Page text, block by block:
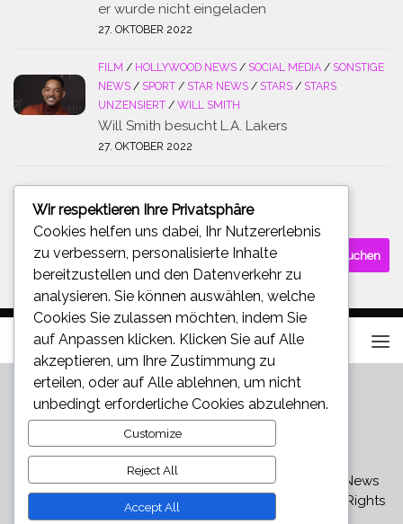
er wurde nicht eingeladen
27. OKTOBER 2022
FILM / HOLLYWOOD NEWS / SOCIAL MEDIA / SONSTIGE
NEWS / SPORT / STAR NEWS / STARS / STARS
UNZENSIERT / WILL SMITH
Will Smith besucht L.A. Lakers
27. OKTOBER 2022
Suchen
nach:
Star und Promi News - Aktuelle Bilder, Videos und News
über den neuesten Klatsch und Tratsch © 2026. All Rights
Reserved.
Wir respektieren Ihre Privatsphäre
Cookies helfen uns dabei, Ihr Nutzererlebnis
zu verbessern, personalisierte Inhalte
bereitzustellen und den Datenverkehr zu
analysieren. Sie können auswählen, welche
Cookies Sie zulassen möchten, indem Sie
auf Anpassen klicken. Klicken Sie auf Alle
akzeptieren , um Ihre Zustimmung zu
erteilen, oder auf Alle ablehnen , um nicht
unbedingt erforderliche Cookies abzulehnen.
Customize
Reject All
Accept All